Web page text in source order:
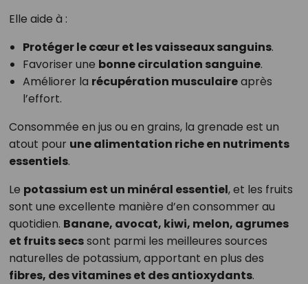
Elle aide à :
Protéger le cœur et les vaisseaux sanguins.
Favoriser une bonne circulation sanguine.
Améliorer la récupération musculaireaprès
l’effort.
Consommée en jus ou en grains, la grenade est un
atout pour une alimentation riche en nutriments
essentiels.
Le potassium est un minéral essentiel, et les fruits
sont une excellente manière d’en consommer au
quotidien. Banane, avocat, kiwi, melon, agrumes
et fruits secssont parmi les meilleures sources
naturelles de potassium, apportant en plus des
fibres, des vitamines et des antioxydants.